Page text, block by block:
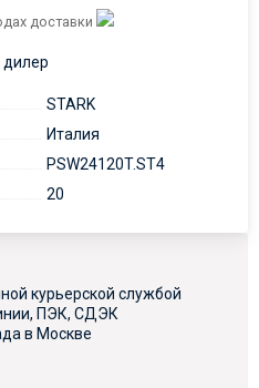
доставки
STARK
Италия
PSW24120T.ST4
20
курьерской службой
ПЭК, СДЭК
в Москве